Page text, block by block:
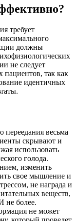
требует
должны
не следует
пациентов, так как
идентичных
переедания весьма
скрывают и
использовать
голода.
изменить
свое мышление и
не награда и
веществ,
не более.
не может